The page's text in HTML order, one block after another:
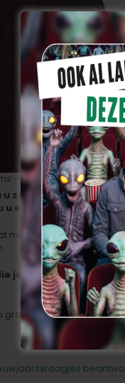
– Cinevox)
zelf gesteld willen
u er op antwoorden?
mensen op café mij
je aan iemand uit
graag mijn dvdbox van